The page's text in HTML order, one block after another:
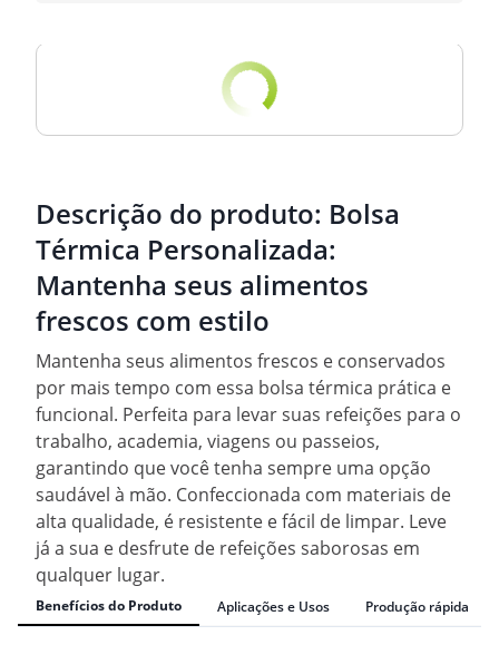
Descrição do produto: Bolsa
Térmica Personalizada:
Mantenha seus alimentos
frescos com estilo
Mantenha seus alimentos frescos e conservados
por mais tempo com essa bolsa térmica prática e
funcional. Perfeita para levar suas refeições para o
trabalho, academia, viagens ou passeios,
garantindo que você tenha sempre uma opção
saudável à mão. Confeccionada com materiais de
alta qualidade, é resistente e fácil de limpar. Leve
já a sua e desfrute de refeições saborosas em
qualquer lugar.
Benefícios do Produto Aplicações e Usos Produção rápida